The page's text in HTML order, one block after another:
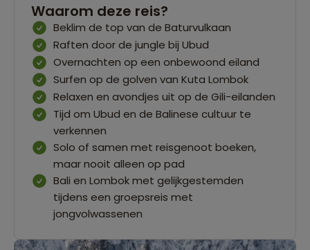
Waarom deze reis?
Beklim de top van de Baturvulkaan
Raften door de jungle bij Ubud
Overnachten op een onbewoond eiland
Surfen op de golven van Kuta Lombok
Relaxen en avondjes uit op de Gili-eilanden
Tijd om Ubud en de Balinese cultuur te
verkennen
Solo of samen met reisgenoot boeken,
maar nooit alleen op pad
Bali en Lombok met gelijkgestemden
tijdens een groepsreis met
jongvolwassenen